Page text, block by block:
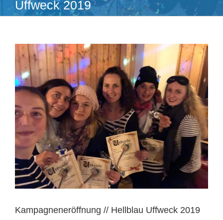
Uffweck 2019
Zeige
grösseres
Bild
Kampagneneröffnung // Hellblau Uffweck 2019